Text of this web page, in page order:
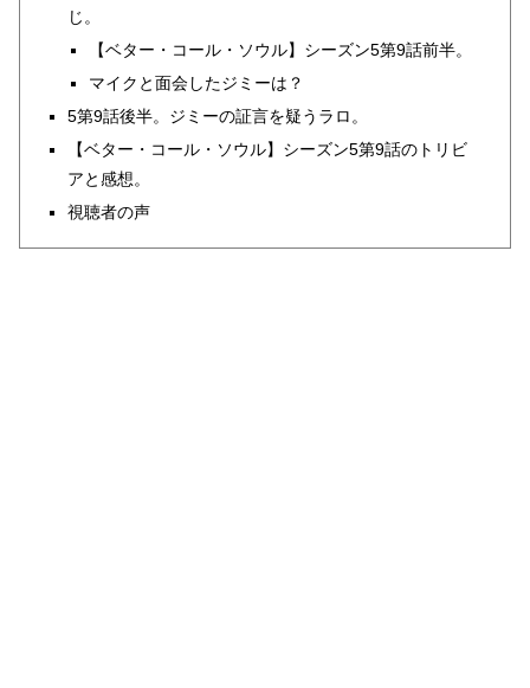
じ。
【ベター・コール・ソウル】シーズン5第9話前半。
マイクと面会したジミーは？
5第9話後半。ジミーの証言を疑うラロ。
【ベター・コール・ソウル】シーズン5第9話のトリビ
アと感想。
視聴者の声